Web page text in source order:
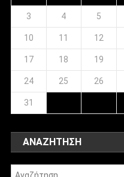
3 4 5
10 11 12
17 18 19
24 25 26
31
ΑΝΑΖΉΤΗΣΗ